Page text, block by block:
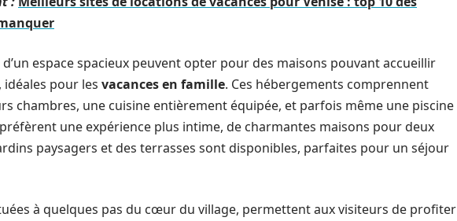
espace spacieux peuvent opter pour des maisons pouvant accueillir
idéales pour les vacances en famille. Ces hébergements comprennent
chambres, une cuisine entièrement équipée, et parfois même une piscine
une expérience plus intime, de charmantes maisons pour deux
paysagers et des terrasses sont disponibles, parfaites pour un séjour
à quelques pas du cœur du village, permettent aux visiteurs de profiter